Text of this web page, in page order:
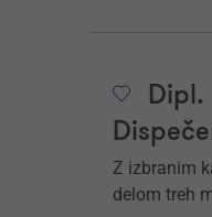
Dipl.
Z izbranim
delom treh